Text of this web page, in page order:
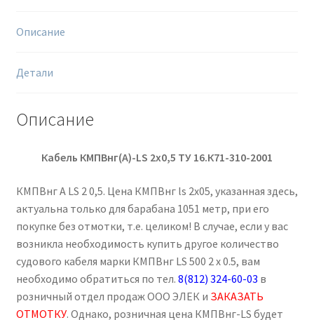
Описание
Детали
Описание
Кабель КМПВнг(А)-LS 2х0,5 ТУ 16.К71-310-2001
КМПВнг А LS 2 0,5. Цена КМПВнг ls 2х05, указанная здесь,
актуальна только для барабана 1051 метр, при его
покупке без отмотки, т.е. целиком! В случае, если у вас
возникла необходимость купить другое количество
судового кабеля марки КМПВнг LS 500 2 х 0.5, вам
необходимо обратиться по тел. 8(812) 324-60-03 в
розничный отдел продаж ООО ЭЛЕК и ЗАКАЗАТЬ
ОТМОТКУ. Однако, розничная цена КМПВнг-LS будет